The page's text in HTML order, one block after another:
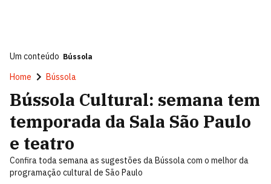
Um conteúdo Bússola
Home Bússola
Bússola Cultural: semana tem
temporada da Sala São Paulo
e teatro
Confira toda semana as sugestões da Bússola com o melhor da
programação cultural de São Paulo